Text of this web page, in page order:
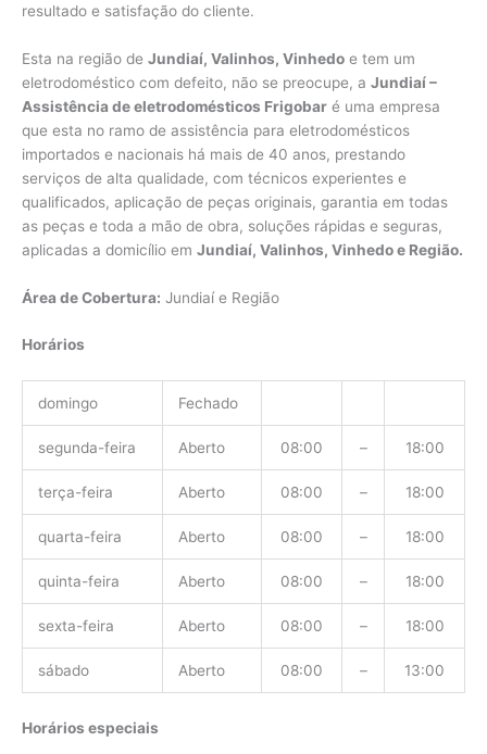
resultado e satisfação do cliente.
Esta na região de Jundiaí, Valinhos, Vinhedo e tem um
eletrodoméstico com defeito, não se preocupe, a Jundiaí –
Assistência de eletrodomésticos Frigobar é uma empresa
que esta no ramo de assistência para eletrodomésticos
importados e nacionais há mais de 40 anos, prestando
serviços de alta qualidade, com técnicos experientes e
qualificados, aplicação de peças originais, garantia em todas
as peças e toda a mão de obra, soluções rápidas e seguras,
aplicadas a domicílio em Jundiaí, Valinhos, Vinhedo e Região.
Área de Cobertura: Jundiaí e Região
Horários
domingo Fechado
segunda-feira Aberto 08:00 – 18:00
terça-feira Aberto 08:00 – 18:00
quarta-feira Aberto 08:00 – 18:00
quinta-feira Aberto 08:00 – 18:00
sexta-feira Aberto 08:00 – 18:00
sábado Aberto 08:00 – 13:00
Horários especiais